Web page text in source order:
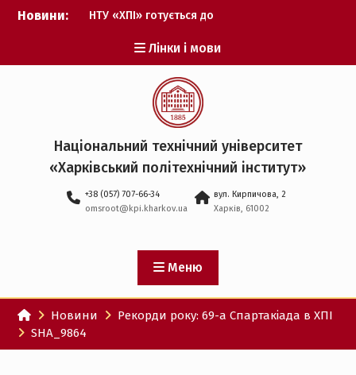
Перейти
Новини:
НТУ «ХПІ» готується до
Музичні таланти ХПІ
запрошуються на
Всеукраїнський
фестиваль «Червона
рута – 2027»
ХПІ уклав угоду про
партнерство з ДержНДІ
технологій кібербезпеки
Головнокомандувачем
Збройних Сил України
участю ХПІ обговорили
перспективи українсько-
іспанського
технологічного
партнерства
Лінки і мови
Національний технічний університет
«Харківський політехнічний iнститут»
+38 (057) 707-66-34
omsroot@kpi.kharkov.ua
вул. Кирпичова, 2
Харків, 61002
Меню
Новини
Рекорди року: 69-а Спартакіада в ХПІ
SHA_9864